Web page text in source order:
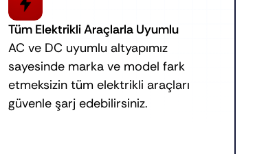
Tüm Elektrikli Araçlarla Uyumlu
AC ve DC uyumlu altyapımız
sayesinde marka ve model fark
etmeksizin tüm elektrikli araçları
güvenle şarj edebilirsiniz.